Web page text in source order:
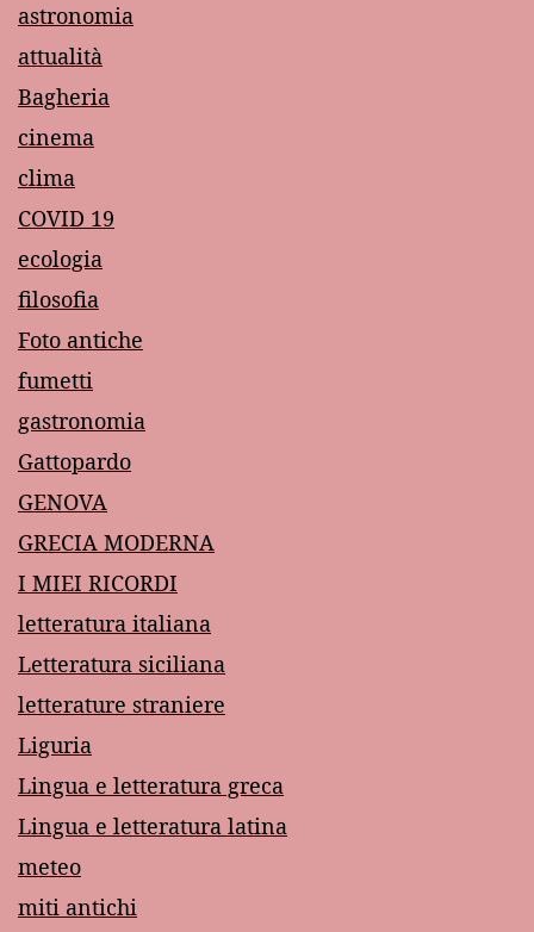
astronomia
attualità
Bagheria
cinema
clima
COVID 19
ecologia
filosofia
Foto antiche
fumetti
gastronomia
Gattopardo
GENOVA
GRECIA MODERNA
I MIEI RICORDI
letteratura italiana
Letteratura siciliana
letterature straniere
Liguria
Lingua e letteratura greca
Lingua e letteratura latina
meteo
miti antichi